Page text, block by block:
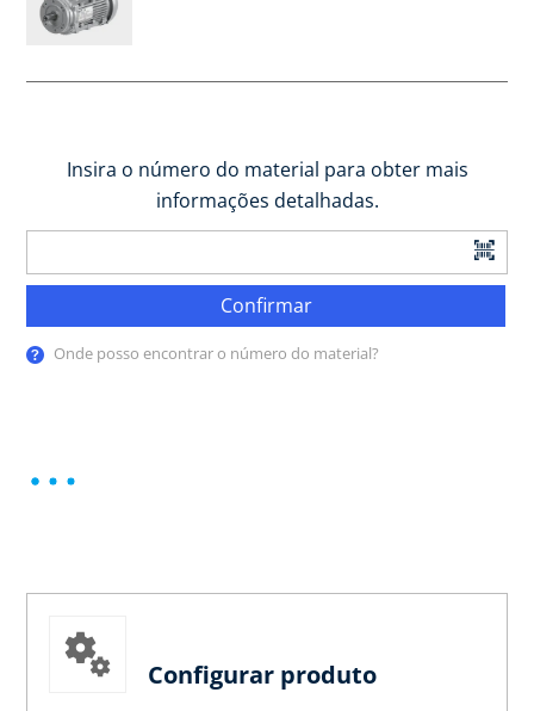
Insira o número do material para obter mais
informações detalhadas.
Confirmar
Onde posso encontrar o número do material?
Configurar produto